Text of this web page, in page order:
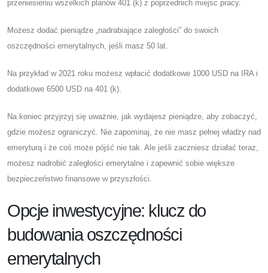
przeniesieniu wszelkich planów 401 (k) z poprzednich miejsc pracy.
Możesz dodać pieniądze „nadrabiające zaległości” do swoich
oszczędności emerytalnych, jeśli masz 50 lat.
Na przykład w 2021 roku możesz wpłacić dodatkowe 1000 USD na IRA i
dodatkowe 6500 USD na 401 (k).
Na koniec przyjrzyj się uważnie, jak wydajesz pieniądze, aby zobaczyć,
gdzie możesz ograniczyć. Nie zapominaj, że nie masz pełnej władzy nad
emeryturą i że coś może pójść nie tak. Ale jeśli zaczniesz działać teraz,
możesz nadrobić zaległości emerytalne i zapewnić sobie większe
bezpieczeństwo finansowe w przyszłości.
Opcje inwestycyjne: klucz do
budowania oszczędności
emerytalnych